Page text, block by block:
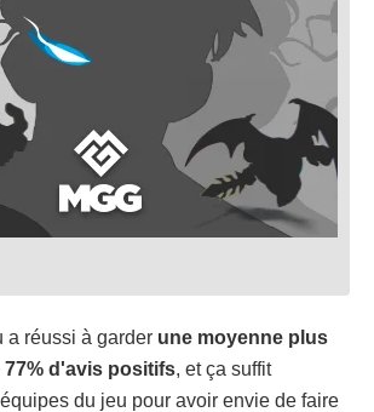
a réussi à garder une moyenne plus
d'avis positifs, et ça suffit
du jeu pour avoir envie de faire